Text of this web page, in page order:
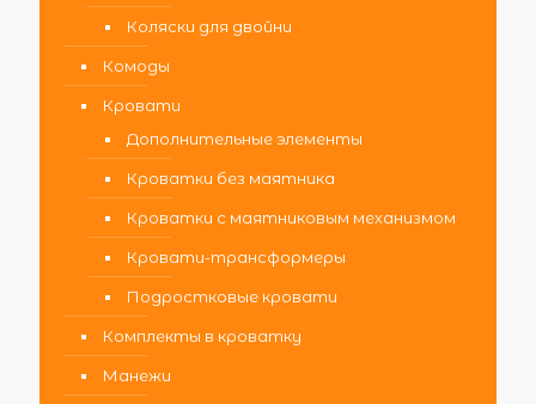
Коляски для двойни
Комоды
Кровати
Дополнительные элементы
Кроватки без маятника
Кроватки с маятниковым механизмом
Кровати-трансформеры
Подростковые кровати
Комплекты в кроватку
Манежи